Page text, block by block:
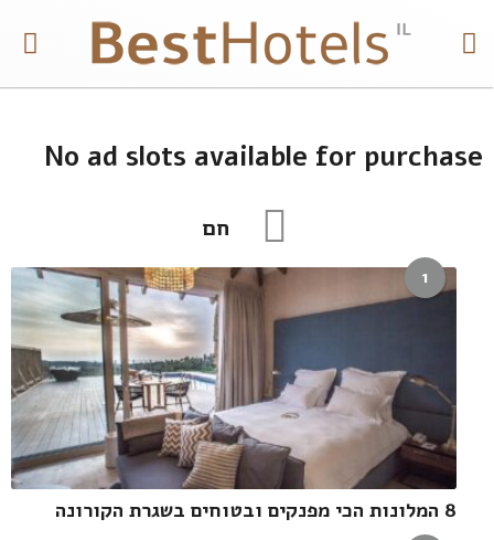
No ad slots available for purchase
חם
1
8 המלונות הכי מפנקים ובטוחים בשגרת הקורונה